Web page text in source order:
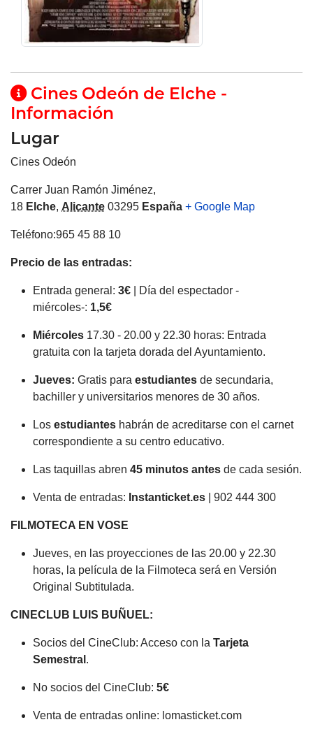
Cines Odeón de Elche -
Información
Lugar
Cines Odeón
Carrer Juan Ramón Jiménez,
18 Elche, Alicante 03295 España + Google Map
Teléfono:965 45 88 10
Precio de las entradas:
Entrada general: 3€ | Día del espectador -
miércoles-: 1,5€
Miércoles 17.30 - 20.00 y 22.30 horas: Entrada
gratuita con la tarjeta dorada del Ayuntamiento.
Jueves: Gratis para estudiantes de secundaria,
bachiller y universitarios menores de 30 años.
Los estudiantes habrán de acreditarse con el carnet
correspondiente a su centro educativo.
Las taquillas abren 45 minutos antes de cada sesión.
Venta de entradas: Instanticket.es | 902 444 300
FILMOTECA EN VOSE
Jueves, en las proyecciones de las 20.00 y 22.30
horas, la película de la Filmoteca será en Versión
Original Subtitulada.
CINECLUB LUIS BUÑUEL:
Socios del CineClub: Acceso con la Tarjeta
Semestral .
No socios del CineClub: 5€
Venta de entradas online: lomasticket.com